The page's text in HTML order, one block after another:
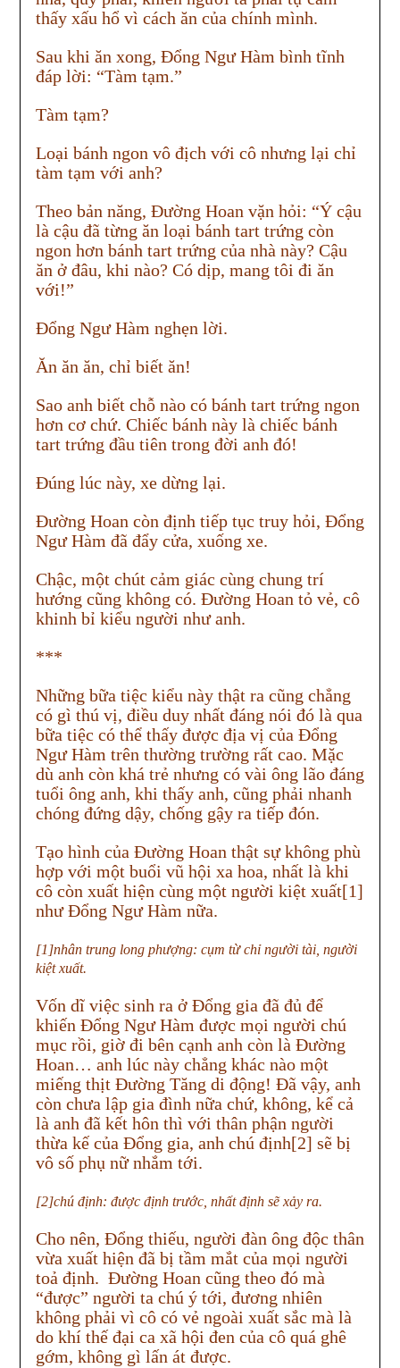
thấy xấu hổ vì cách ăn của chính mình.
Sau khi ăn xong, Đổng Ngư Hàm bình tĩnh
đáp lời: “Tàm tạm.”
Tàm tạm?
Loại bánh ngon vô địch với cô nhưng lại chỉ
tàm tạm với anh?
Theo bản năng, Đường Hoan vặn hỏi: “Ý cậu
là cậu đã từng ăn loại bánh tart trứng còn
ngon hơn bánh tart trứng của nhà này? Cậu
ăn ở đâu, khi nào? Có dịp, mang tôi đi ăn
với!”
Đổng Ngư Hàm nghẹn lời.
Ăn ăn ăn, chỉ biết ăn!
Sao anh biết chỗ nào có bánh tart trứng ngon
hơn cơ chứ. Chiếc bánh này là chiếc bánh
tart trứng đầu tiên trong đời anh đó!
Đúng lúc này, xe dừng lại.
Đường Hoan còn định tiếp tục truy hỏi, Đổng
Ngư Hàm đã đẩy cửa, xuống xe.
Chậc, một chút cảm giác cùng chung trí
hướng cũng không có. Đường Hoan tỏ vẻ, cô
khinh bỉ kiểu người như anh.
***
Những bữa tiệc kiểu này thật ra cũng chẳng
có gì thú vị, điều duy nhất đáng nói đó là qua
bữa tiệc có thể thấy được địa vị của Đổng
Ngư Hàm trên thường trường rất cao. Mặc
dù anh còn khá trẻ nhưng có vài ông lão đáng
tuổi ông anh, khi thấy anh, cũng phải nhanh
chóng đứng dậy, chống gậy ra tiếp đón.
Tạo hình của Đường Hoan thật sự không phù
hợp với một buổi vũ hội xa hoa, nhất là khi
cô còn xuất hiện cùng một người kiệt xuất[1]
như Đổng Ngư Hàm nữa.
[1]nhân trung long phượng: cụm từ chỉ người tài, người
kiệt xuất.
Vốn dĩ việc sinh ra ở Đổng gia đã đủ để
khiến Đổng Ngư Hàm được mọi người chú
mục rồi, giờ đi bên cạnh anh còn là Đường
Hoan… anh lúc này chẳng khác nào một
miếng thịt Đường Tăng di động! Đã vậy, anh
còn chưa lập gia đình nữa chứ, không, kể cả
là anh đã kết hôn thì với thân phận người
thừa kế của Đổng gia, anh chú định[2] sẽ bị
vô số phụ nữ nhắm tới.
[2]chú định: được định trước, nhất định sẽ xảy ra.
Cho nên, Đổng thiếu, người đàn ông độc thân
vừa xuất hiện đã bị tầm mắt của mọi người
toả định. Đường Hoan cũng theo đó mà
“được” người ta chú ý tới, đương nhiên
không phải vì cô có vẻ ngoài xuất sắc mà là
do khí thế đại ca xã hội đen của cô quá ghê
gớm, không gì lấn át được.